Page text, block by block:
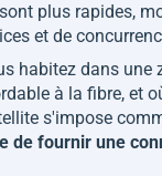
plus rapides,
et de
habitez dans une
à la fibre, et
s'impose
de fournir une